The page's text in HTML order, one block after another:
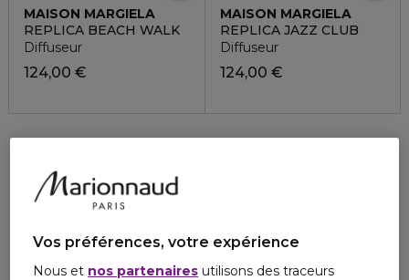
MAISON MARGIELA
REPLICA BEACH WALK
Diffuseur
124,00 €
MAISON MARGIELA
REPLICA JAZZ CLUB
Diffuseur
124,00 €
Vos préférences, votre expérience
Nous et nos partenaires utilisons des traceurs